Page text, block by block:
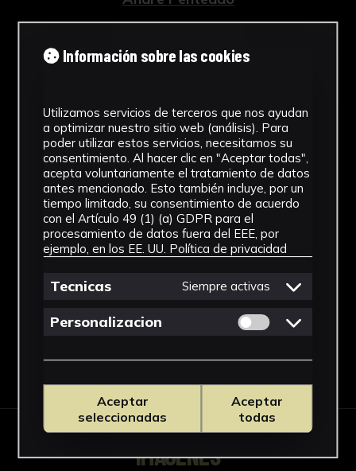
Fotografías
2020
Estilo
Fotografía paisajística
Técnica
Fotografía Digital
Ver más
IMÁGENES
Información sobre las cookies
Utilizamos servicios de terceros que nos ayudan
a optimizar nuestro sitio web (análisis). Para
poder utilizar estos servicios, necesitamos su
consentimiento. Al hacer clic en "Aceptar todas",
acepta voluntariamente el tratamiento de datos
antes mencionado. Esto también incluye, por un
tiempo limitado, su consentimiento de acuerdo
con el Artículo 49 (1) (a) GDPR para el
procesamiento de datos fuera del EEE, por
ejemplo, en los EE. UU. Política de privacidad
Tecnicas Siempre activas
Personalizacion Permitir cookies
Aceptar
seleccionadas
Aceptar
todas